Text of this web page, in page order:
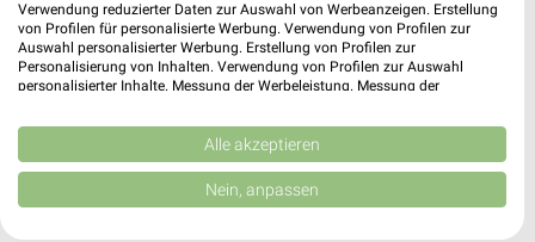
Jetzt kostenlos laden
Prospekte App für iOS
Kostenlos im App Store erhältlich
Verwendung reduzierter Daten zur Auswahl von Werbeanzeigen. Erstellung
von Profilen für personalisierte Werbung. Verwendung von Profilen zur
Auswahl personalisierter Werbung. Erstellung von Profilen zur
Personalisierung von Inhalten. Verwendung von Profilen zur Auswahl
personalisierter Inhalte. Messung der Werbeleistung. Messung der
Kombinationen von Daten aus verschiedenen Quellen. Entwicklung und
Verbesserung der Angebote. Verwendung reduzierter Daten zur Auswahl
von Inhalten.
Daten können außerhalb der Europäischen Union weitergegeben und in die
USA gesendet werden.
Alle akzeptieren
Nein, anpassen